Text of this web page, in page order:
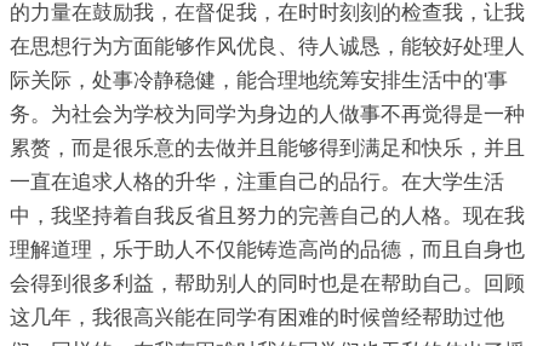
的力量在鼓励我，在督促我，在时时刻刻的检查我，让我
在思想行为方面能够作风优良、待人诚恳，能较好处理人
际关际，处事冷静稳健，能合理地统筹安排生活中的'事
务。为社会为学校为同学为身边的人做事不再觉得是一种
累赘，而是很乐意的去做并且能够得到满足和快乐，并且
一直在追求人格的升华，注重自己的品行。在大学生活
中，我坚持着自我反省且努力的完善自己的人格。现在我
理解道理，乐于助人不仅能铸造高尚的品德，而且自身也
会得到很多利益，帮助别人的同时也是在帮助自己。回顾
这几年，我很高兴能在同学有困难的时候曾经帮助过他